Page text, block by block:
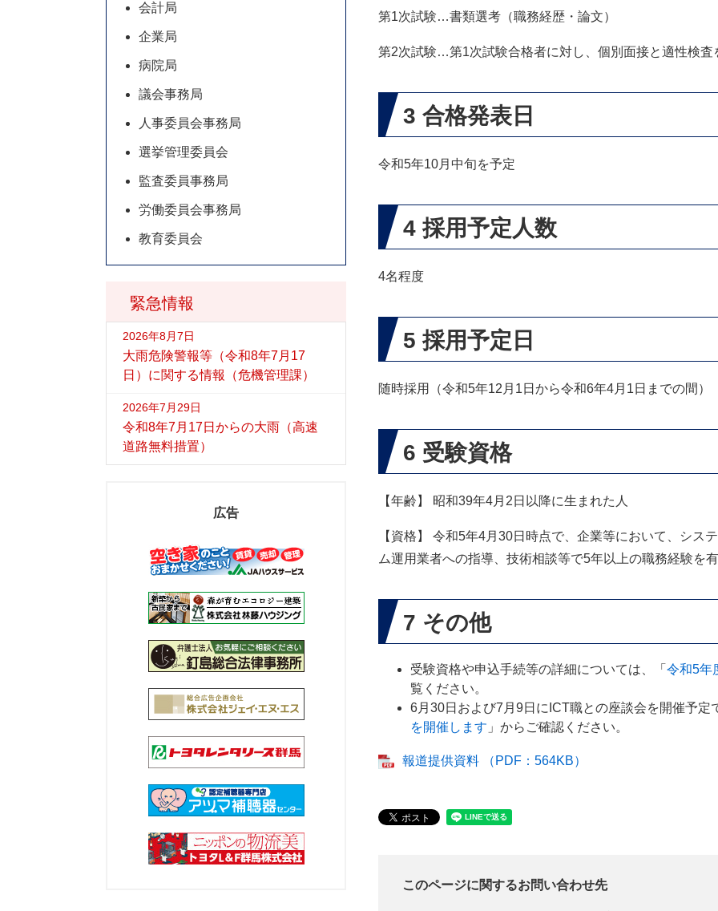
第1次試験…書類選考（職務経歴・論文）
第2次試験…第1次試験合格者に対し、個別面接と適性検査
3 合格発表日
令和5年10月中旬を予定
4 採用予定人数
4名程度
5 採用予定日
随時採用（令和5年12月1日から令和6年4月1日までの間）
6 受験資格
【年齢】 昭和39年4月2日以降に生まれた人
【資格】 令和5年4月30日時点で、企業等において、シス
ム運用業者への指導、技術相談等で5年以上の職務経験を
7 その他
受験資格や申込手続等の詳細については、「 令和5年
覧ください。
6月30日および7月9日にICT職との座談会を開催予定
を開催します 」からご確認ください。
報道提供資料 （PDF：564KB）
このページに関するお問い合わせ先
緊急情報
2026年8月7日
大雨危険警報等（令和8年7月17
日）に関する情報（危機管理課）
2026年7月29日
令和8年7月17日からの大雨（高速
道路無料措置）
会計局
企業局
病院局
議会事務局
人事委員会事務局
選挙管理委員会
監査委員事務局
労働委員会事務局
教育委員会
広告